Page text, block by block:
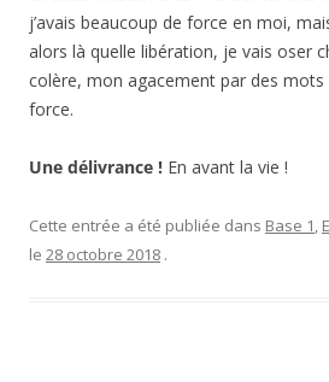
j’avais beaucoup de force en moi,
alors là quelle libération, je vais oser
colère, mon agacement par des mots
force.
Une délivrance ! En avant la vie !
Cette entrée a été publiée dans Base 1,
le 28 octobre 2018 .